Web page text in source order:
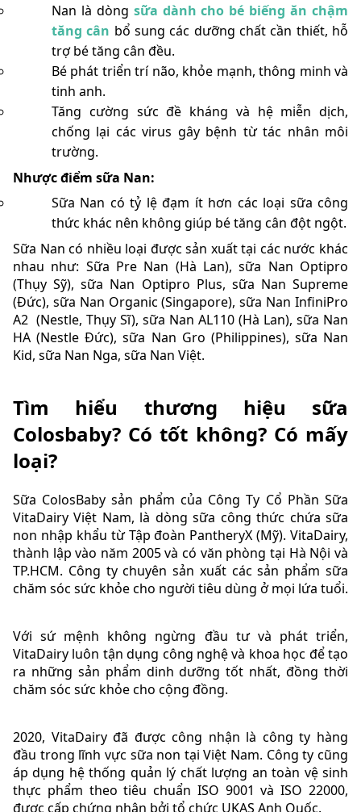
Nan là dòng sữa dành cho bé biếng ăn chậm
tăng cân bổ sung các dưỡng chất cần thiết, hỗ
trợ bé tăng cân đều.
Bé phát triển trí não, khỏe mạnh, thông minh và
tinh anh.
Tăng cường sức đề kháng và hệ miễn dịch,
chống lại các virus gây bệnh từ tác nhân môi
trường.
Nhược điểm sữa Nan:
Sữa Nan có tỷ lệ đạm ít hơn các loại sữa công
thức khác nên không giúp bé tăng cân đột ngột.
Sữa Nan có nhiều loại được sản xuất tại các nước khác
nhau như: Sữa Pre Nan (Hà Lan), sữa Nan Optipro
(Thụy Sỹ), sữa Nan Optipro Plus, sữa Nan Supreme
(Đức), sữa Nan Organic (Singapore), sữa Nan InfiniPro
A2 (Nestle, Thụy Sĩ), sữa Nan AL110 (Hà Lan), sữa Nan
HA (Nestle Đức), sữa Nan Gro (Philippines), sữa Nan
Kid, sữa Nan Nga, sữa Nan Việt.
Tìm hiểu thương hiệu sữa
Colosbaby? Có tốt không? Có mấy
loại?
Sữa ColosBaby sản phẩm của Công Ty Cổ Phần Sữa
VitaDairy Việt Nam, là dòng sữa công thức chứa sữa
non nhập khẩu từ Tập đoàn PantheryX (Mỹ). VitaDairy,
thành lập vào năm 2005 và có văn phòng tại Hà Nội và
TP.HCM. Công ty chuyên sản xuất các sản phẩm sữa
chăm sóc sức khỏe cho người tiêu dùng ở mọi lứa tuổi.
Với sứ mệnh không ngừng đầu tư và phát triển,
VitaDairy luôn tận dụng công nghệ và khoa học để tạo
ra những sản phẩm dinh dưỡng tốt nhất, đồng thời
chăm sóc sức khỏe cho cộng đồng.
2020, VitaDairy đã được công nhận là công ty hàng
đầu trong lĩnh vực sữa non tại Việt Nam. Công ty cũng
áp dụng hệ thống quản lý chất lượng an toàn vệ sinh
thực phẩm theo tiêu chuẩn ISO 9001 và ISO 22000,
được cấp chứng nhận bởi tổ chức UKAS Anh Quốc.